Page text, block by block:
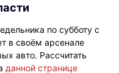
по субботу с
в своём арсенале
авто. Рассчитать
данной странице